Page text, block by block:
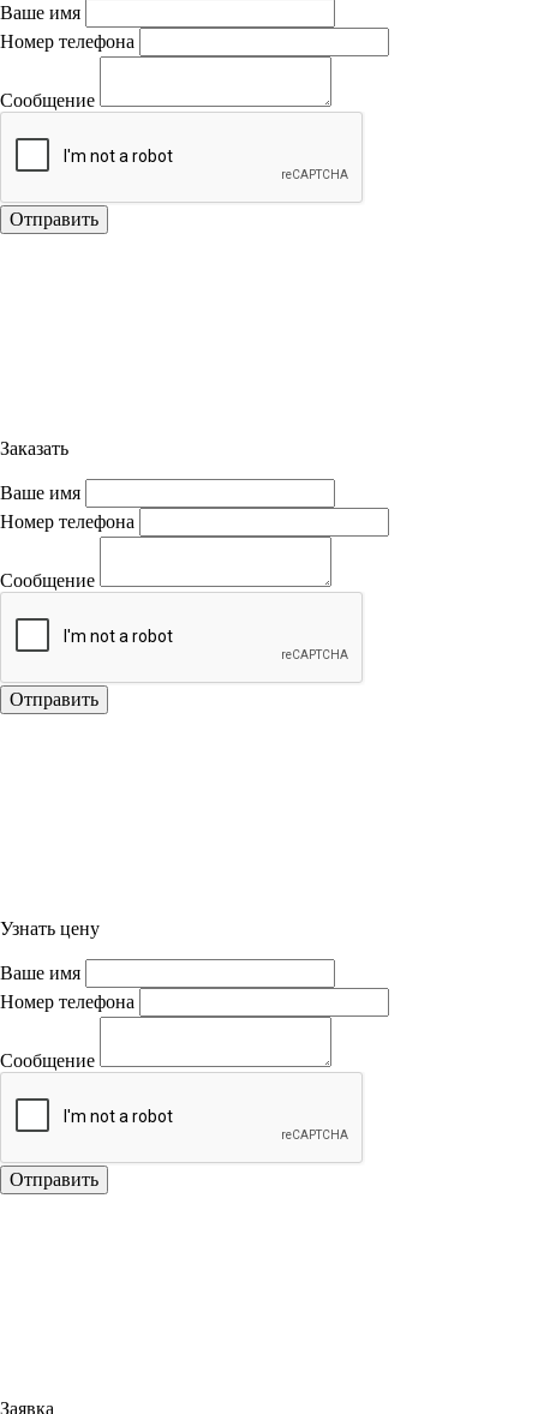
Ваше имя
Номер телефона
Сообщение
Отправить
Заказать
Ваше имя
Номер телефона
Сообщение
Отправить
Узнать цену
Ваше имя
Номер телефона
Сообщение
Отправить
Заявка